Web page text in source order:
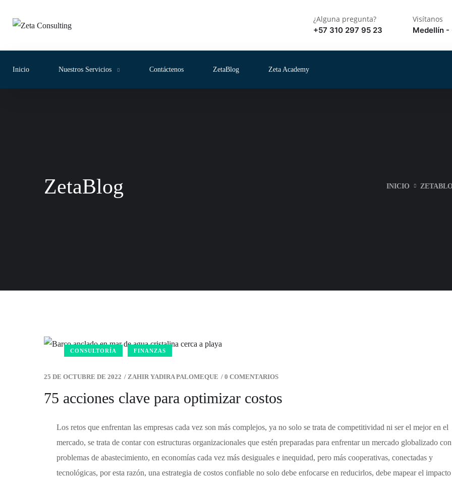
¿Alguna pregunta?
+57 310 297 95 23
Visítanos
Medellín -
Inicio Nuestros Servicios Contáctenos ZetaBlog Zeta Academy
ZetaBlog INICIO
CONSULTORÍA FINANZAS
25 DE OCTUBRE DE 2022 / ZAHIR YADIRA PALOMEQUE / 0 COMENTARIOS
75 acciones clave para optimizar costos
Los retos que enfrentan las empresas cada vez son más complejos, ya no solo se trata de competitividad ni ser el mejor en el
mercado, se trata de contar con estructuras organizacionales que estén preparadas para enfrentar un mercado globalizado con
problemas de abastecimiento, en economías cada vez más desiguales e inequidad, pero más cooperativas, conectadas y
tecnológicas, por esta razón, una estrategia de costos confiable no solo debe enfocarse en reducirlos, debe mapear el